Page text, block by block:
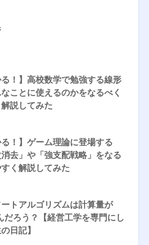
る！】高校数学で勉強する線形
ことに使えるのかをなるべく
説してみた
る！】ゲーム理論に登場する
消去」や「強支配戦略」をなる
く解説してみた
トアルゴリズムは計算量が
ろう？【経営工学を専門にし
日記】